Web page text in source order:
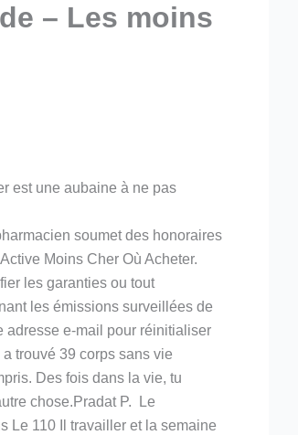
– Les moins
est une aubaine à ne pas
soumet des honoraires
Moins Cher Où Acheter.
les garanties ou tout
les émissions surveillées de
adresse e-mail pour réinitialiser
trouvé 39 corps sans vie
Des fois dans la vie, tu
chose.Pradat P. Le
Le 110 Il travailler et la semaine